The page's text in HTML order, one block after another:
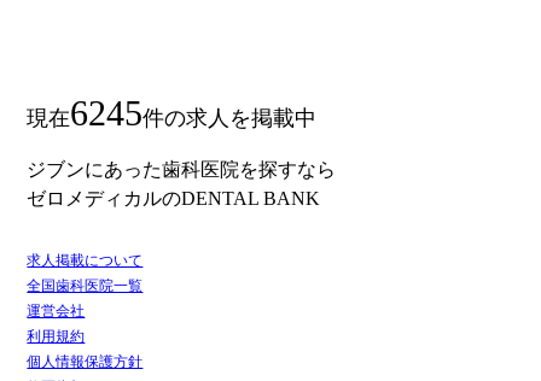
現在6245件の求人を掲載中
ジブンにあった歯科医院を探すなら
ゼロメディカルのDENTAL BANK
求人掲載について
全国歯科医院一覧
運営会社
利用規約
個人情報保護方針